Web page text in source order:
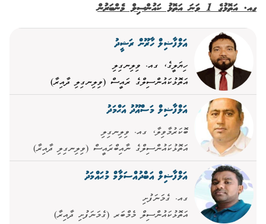
ގއ. އަތޮޅުގެ 1 ވަނަ އަތޮޅު ކައުންސިލް މެންބަރުން
އަލްފާޟިލް ހާރޫން ރަޝީދު
ހިޔަލީގެ، ގއ. ވިލިނގިލި
އަތޮޅުކައުންސިލްގެ ރައީސް (ވިލިނގިލި ދާއިރާ)
އަލްފާޟިލް މަސްއޫދު އަޙްމަދު
ބޮކަރުމާވިލާ، ގއ. ވިލިނގިލި
އަތޮޅުކައުންސިލްގެ ނާއިބްރައީސް (ވިލިނގިލި ދާއިރާ)
އަލްފާޟިލް އަބްދުއްސަލާމް މުޙައްމަދު
ގއ. ގެމަނަފުށި
އަތޮޅުކައުންސިލް މެމްބަރ (ގެމަނަފުށި ދާއިރާ)